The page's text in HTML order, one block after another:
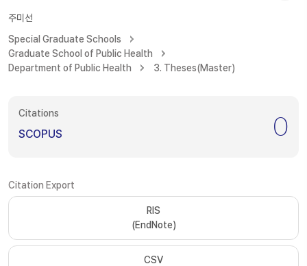
주미선
Special Graduate Schools
Graduate School of Public Health
Department of Public Health
3. Theses(Master)
Citations
SCOPUS 0
Citation Export
RIS
(EndNote)
CSV